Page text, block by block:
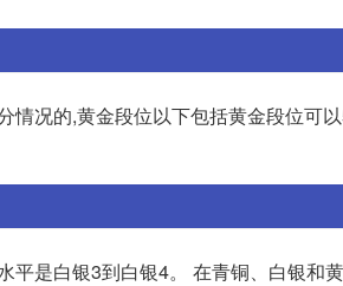
情况的,黄金段位以下包括黄金段位可
平是白银3到白银4。 在青铜、白银和